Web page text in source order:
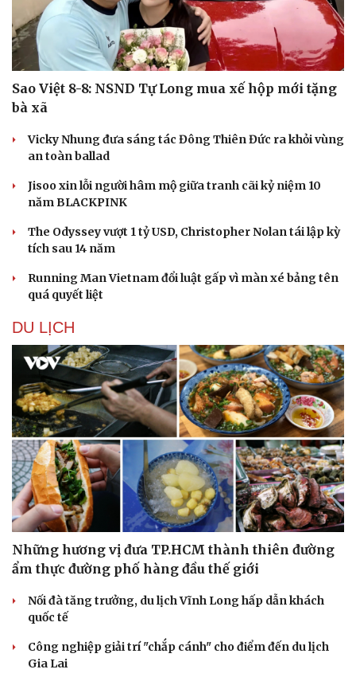
Văn hóa
Sân khấu - Điện ảnh
Văn học
Nghệ sĩ
Sao Việt 8-8: NSND Tự Long mua xế hộp mới tặng
bà xã
Vicky Nhung đưa sáng tác Đông Thiên Đức ra khỏi vùng
an toàn ballad
Jisoo xin lỗi người hâm mộ giữa tranh cãi kỷ niệm 10
năm BLACKPINK
The Odyssey vượt 1 tỷ USD, Christopher Nolan tái lập kỳ
tích sau 14 năm
Running Man Vietnam đổi luật gấp vì màn xé bảng tên
quá quyết liệt
DU LỊCH
Những hương vị đưa TP.HCM thành thiên đường
ẩm thực đường phố hàng đầu thế giới
Nối đà tăng trưởng, du lịch Vĩnh Long hấp dẫn khách
quốc tế
Công nghiệp giải trí "chắp cánh" cho điểm đến du lịch
Gia Lai